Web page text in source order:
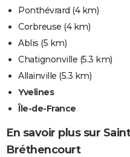
Ponthévrard (4 km)
Corbreuse (4 km)
Ablis (5 km)
Chatignonville (5.3 km)
Allainville (5.3 km)
Yvelines
Île-de-France
En savoir plus sur
Bréthencourt